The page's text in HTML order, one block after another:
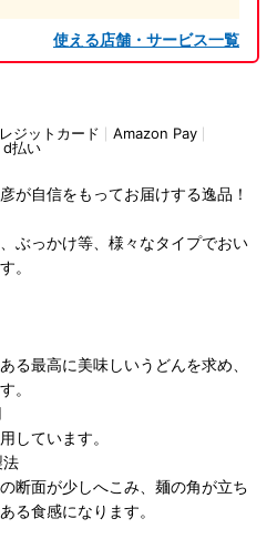
使える店舗・サービス一覧
ジットカード
Amazon Pay
d払い
自信をもってお届けする逸品！
ぶっかけ等、様々なタイプでおい
。
る最高に美味しいうどんを求め、
。
しています。
法
断面が少しへこみ、麺の角が立ち
る食感になります。